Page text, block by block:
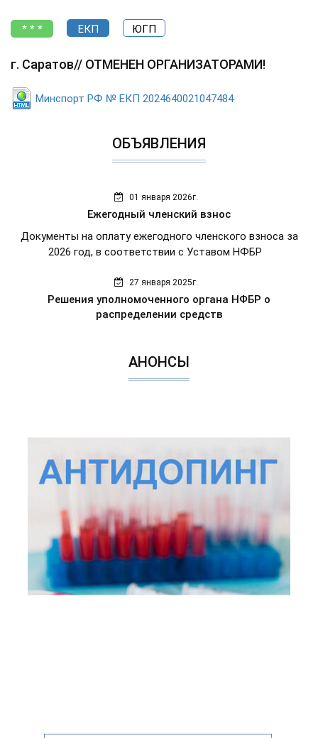
* * * ЕКП ЮГП
г. Саратов// ОТМЕНЕН ОРГАНИЗАТОРАМИ!
Минспорт РФ № ЕКП 2024640021047484
ОБЪЯВЛЕНИЯ
01 января 2026г.
Ежегодный членский взнос
Документы на оплату ежегодного членского взноса за
2026 год, в соответствии с Уставом НФБР
27 января 2025г.
Решения уполномоченного органа НФБР о
распределении средств
АНОНСЫ